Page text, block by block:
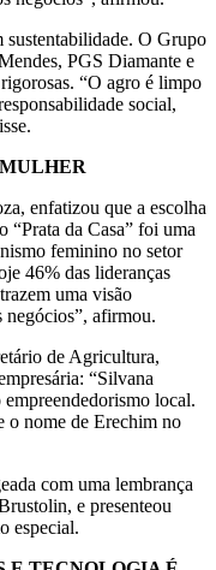
sustentabilidade. O Grupo
PGS Diamante e
“O agro é limpo
social,
enfatizou que a escolha
“Prata da Casa” foi uma
feminino no setor
46% das lideranças
uma visão
negócios”, afirmou.
de Agricultura,
“Silvana
local.
o nome de Erechim no
com uma lembrança
e presenteou
especial.